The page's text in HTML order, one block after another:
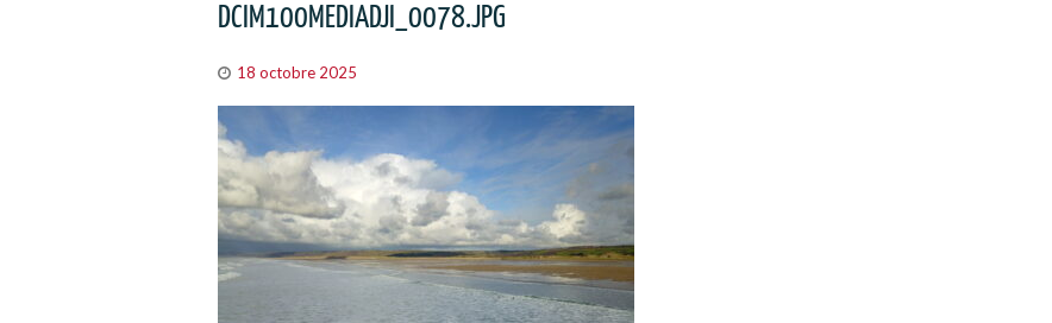
DCIM100MEDIADJI_0078.JPG
18 octobre 2025